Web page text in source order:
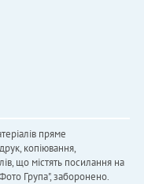
пряме
копіювання,
що містять посилання на
Група", заборонено.